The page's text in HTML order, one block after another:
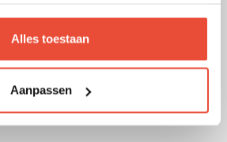
Alles toestaan
Aanpassen
met de wielen: 98 x 78 x 85